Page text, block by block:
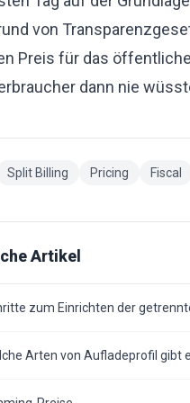
von
Preis für das
dann nie
Split Billing Pricing Fiscal
Artikel
zum Einrichten der
Arten von Aufladeprofil gibt